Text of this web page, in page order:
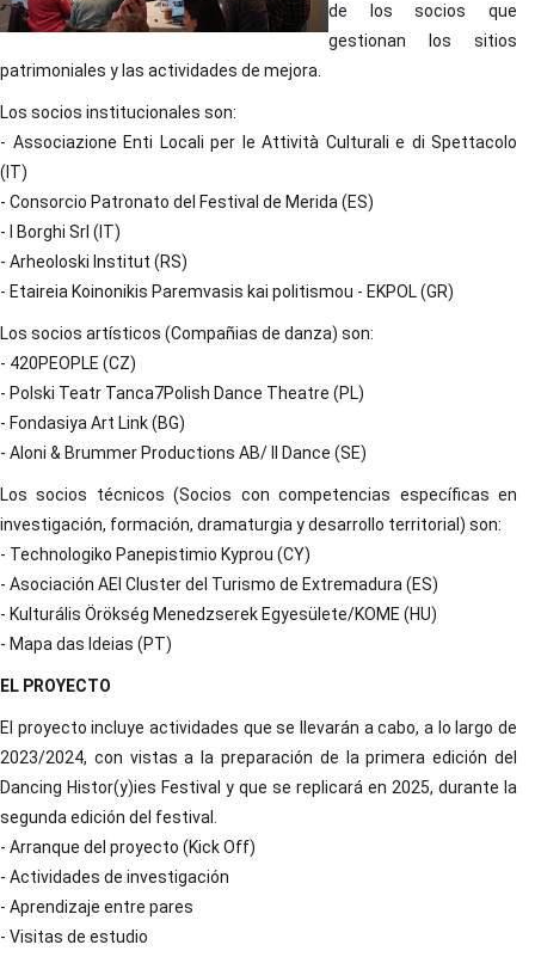
de los socios que
gestionan los sitios
patrimoniales y las actividades de mejora.
Los socios institucionales son:
- Associazione Enti Locali per le Attività Culturali e di Spettacolo
(IT)
- Consorcio Patronato del Festival de Merida (ES)
- I Borghi Srl (IT)
- Arheoloski Institut (RS)
- Etaireia Koinonikis Paremvasis kai politismou - EKPOL (GR)
Los socios artísticos (Compañias de danza) son:
- 420PEOPLE (CZ)
- Polski Teatr Tanca7Polish Dance Theatre (PL)
- Fondasiya Art Link (BG)
- Aloni & Brummer Productions AB/ Il Dance (SE)
Los socios técnicos (Socios con competencias específicas en
investigación, formación, dramaturgia y desarrollo territorial) son:
- Technologiko Panepistimio Kyprou (CY)
- Asociación AEI Cluster del Turismo de Extremadura (ES)
- Kulturális Örökség Menedzserek Egyesülete/KOME (HU)
- Mapa das Ideias (PT)
EL PROYECTO
El proyecto incluye actividades que se llevarán a cabo, a lo largo de
2023/2024, con vistas a la preparación de la primera edición del
Dancing Histor(y)ies Festival y que se replicará en 2025, durante la
segunda edición del festival.
- Arranque del proyecto (Kick Off)
- Actividades de investigación
- Aprendizaje entre pares
- Visitas de estudio